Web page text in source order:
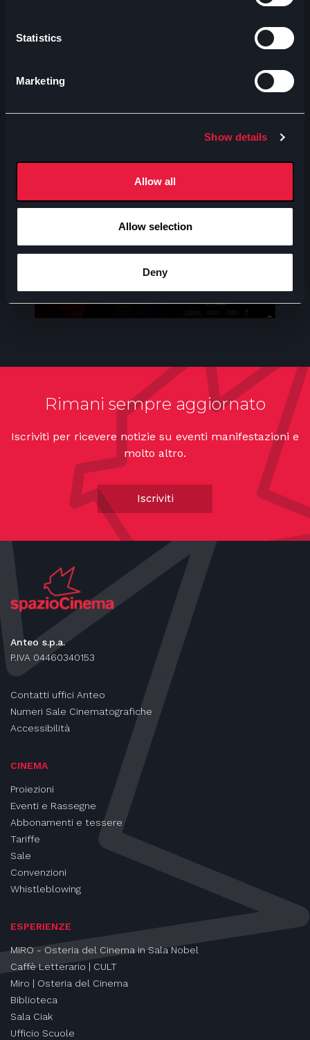
Statistics
Marketing
Show details
Allow all
Allow selection
Deny
Rimani sempre aggiornato
Iscriviti per ricevere notizie su eventi manifestazioni e
molto altro.
Iscriviti
Anteo s.p.a.
P.IVA 04460340153
Contatti uffici Anteo
Numeri Sale Cinematografiche
Accessibilità
CINEMA
Proiezioni
Eventi e Rassegne
Abbonamenti e tessere
Tariffe
Sale
Convenzioni
Whistleblowing
ESPERIENZE
MIRO - Osteria del Cinema in Sala Nobel
Caffè Letterario | CULT
Miro | Osteria del Cinema
Biblioteca
Sala Ciak
Ufficio Scuole